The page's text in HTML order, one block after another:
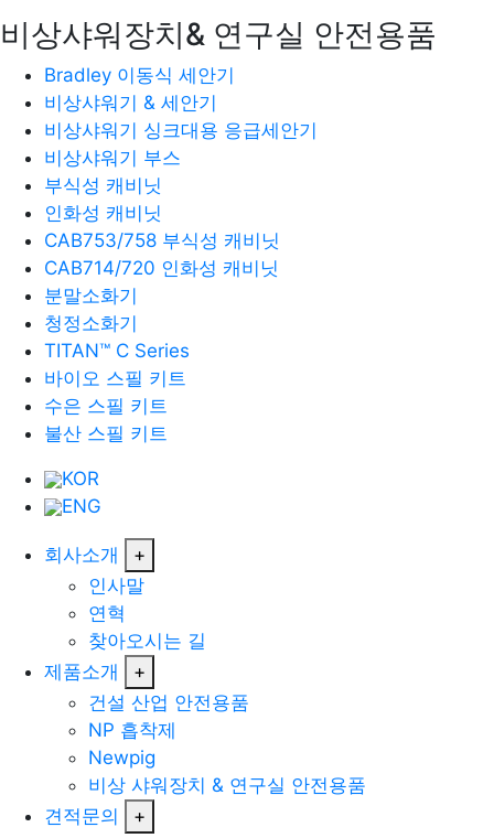
비상샤워장치& 연구실 안전용품
Bradley 이동식 세안기
비상샤워기 & 세안기
비상샤워기 싱크대용 응급세안기
비상샤워기 부스
부식성 캐비닛
인화성 캐비닛
CAB753/758 부식성 캐비닛
CAB714/720 인화성 캐비닛
분말소화기
청정소화기
TITAN™ C Series
바이오 스필 키트
수은 스필 키트
불산 스필 키트
KOR
ENG
회사소개
+
인사말
연혁
찾아오시는 길
제품소개
+
건설 산업 안전용품
NP 흡착제
Newpig
비상 샤워장치 & 연구실 안전용품
견적문의
+